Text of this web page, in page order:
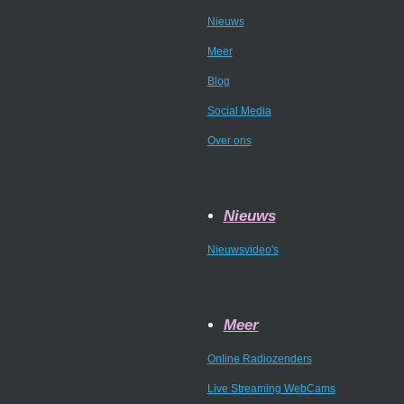
Nieuws
Meer
Blog
Social Media
Over ons
Nieuws
Nieuwsvideo's
Meer
Online Radiozenders
Live Streaming WebCams